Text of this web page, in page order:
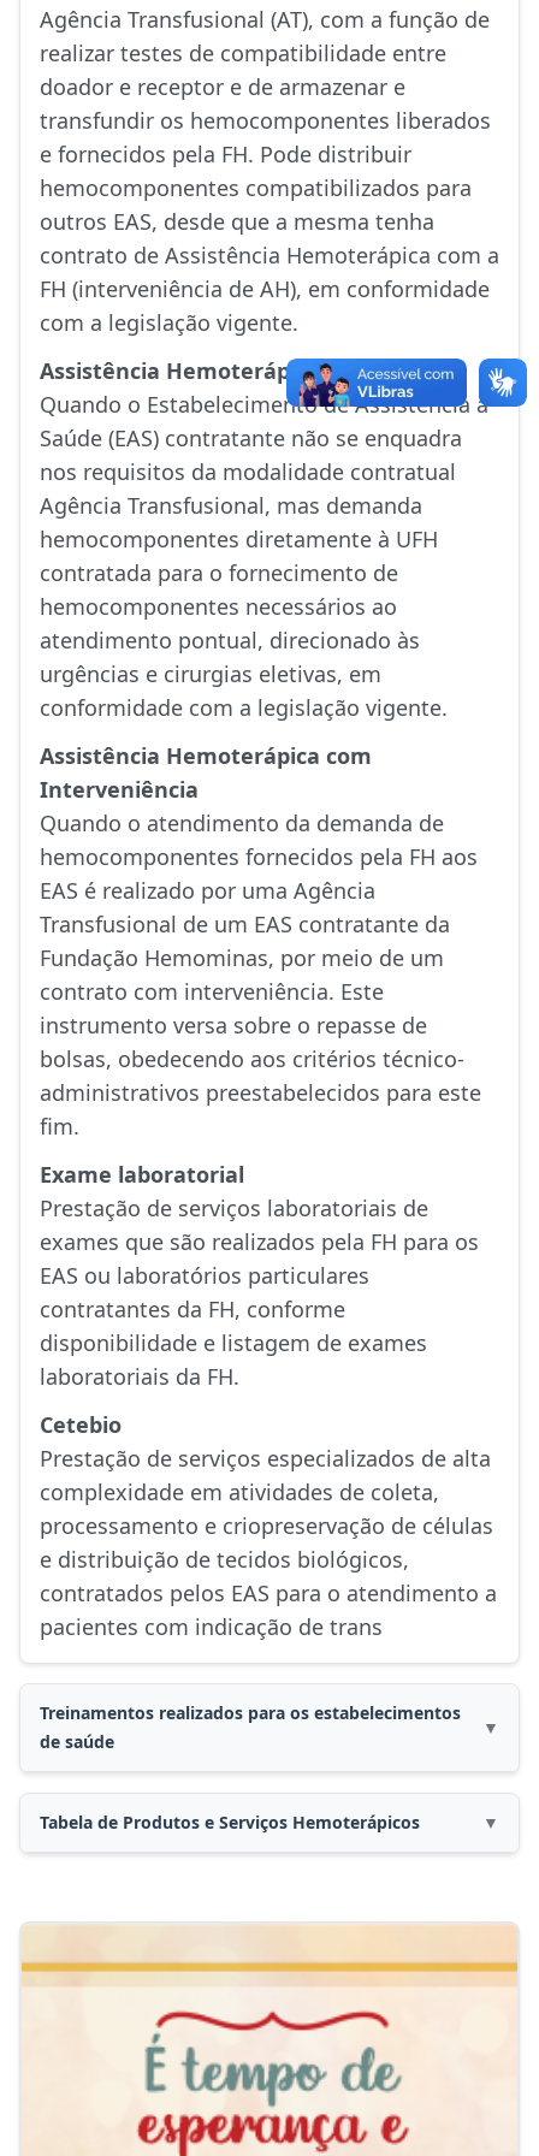
Agência Transfusional (AT), com a função de
realizar testes de compatibilidade entre
doador e receptor e de armazenar e
transfundir os hemocomponentes liberados
e fornecidos pela FH. Pode distribuir
hemocomponentes compatibilizados para
outros EAS, desde que a mesma tenha
contrato de Assistência Hemoterápica com a
FH (interveniência de AH), em conformidade
com a legislação vigente.
Assistência Hemoterápica
Quando o Estabelecimento de Assistência à
Saúde (EAS) contratante não se enquadra
nos requisitos da modalidade contratual
Agência Transfusional, mas demanda
hemocomponentes diretamente à UFH
contratada para o fornecimento de
hemocomponentes necessários ao
atendimento pontual, direcionado às
urgências e cirurgias eletivas, em
conformidade com a legislação vigente.
Assistência Hemoterápica com
Interveniência
Quando o atendimento da demanda de
hemocomponentes fornecidos pela FH aos
EAS é realizado por uma Agência
Transfusional de um EAS contratante da
Fundação Hemominas, por meio de um
contrato com interveniência. Este
instrumento versa sobre o repasse de
bolsas, obedecendo aos critérios técnico-
administrativos preestabelecidos para este
fim.
Exame laboratorial
Prestação de serviços laboratoriais de
exames que são realizados pela FH para os
EAS ou laboratórios particulares
contratantes da FH, conforme
disponibilidade e listagem de exames
laboratoriais da FH.
Cetebio
Prestação de serviços especializados de alta
complexidade em atividades de coleta,
processamento e criopreservação de células
e distribuição de tecidos biológicos,
contratados pelos EAS para o atendimento a
pacientes com indicação de trans
Treinamentos realizados para os estabelecimentos
de saúde
▼
Médicos Responsáveis Técnicos
Objetivo: capacitar o Médico Responsável
transfusão que ocorram no serviço.
Enfermeiros
Objetivo: capacitar Enfermeiros das
Agências Transfusionais e Assistências
Hemoterápicas e prepará-los para treinar
Tabela de Produtos e Serviços Hemoterápicos ▼
hemoterápicos
Tabela unificada SUS